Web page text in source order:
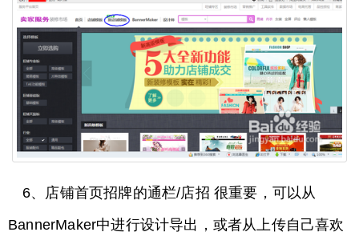
6、店铺首页招牌的通栏/店招 很重要，可以从
BannerMaker中进行设计导出，或者从上传自己喜欢